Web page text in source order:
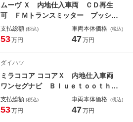
ムーヴ Ｘ 内地仕入車両 ＣＤ再生
可 ＦＭトランスミッター プッシュ
スタート フォグランプ １４インチ
アルミホイール ヘッドライトコーテ
ー
支払総額 (税込)
53万円
車両本体価格 (税込)
47万円
ダイハツ
ミラココア ココアＸ 内地仕入車両
ワンセグナビ Ｂｌｕｅｔｏｏｔｈオ
ーディオ ＣＤ ＤＶＤ再生可 ヘッ
ドライトコーティング キーレスエン
支払総額 (税込)
53万円
車両本体価格 (税込)
47万円